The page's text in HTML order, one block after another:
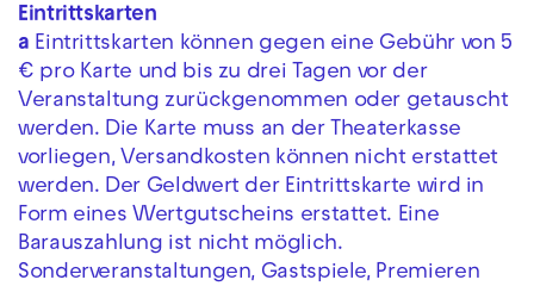
Eintrittskarten
a Eintrittskarten können gegen eine Gebühr von 5
€ pro Karte und bis zu drei Tagen vor der
Veranstaltung zurückgenommen oder getauscht
werden. Die Karte muss an der Theaterkasse
vorliegen, Versandkosten können nicht erstattet
werden. Der Geldwert der Eintrittskarte wird in
Form eines Wertgutscheins erstattet. Eine
Barauszahlung ist nicht möglich.
Sonderveranstaltungen, Gastspiele, Premieren